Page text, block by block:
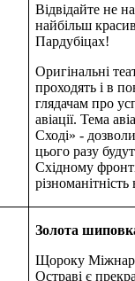
Відвідайте не
найбільш
Пардубіцах!
Оригінальні
проходять і в
глядачам про
авіації. Тема
Сході» -
цього разу
Східному
Золота
Щороку
Остраві є